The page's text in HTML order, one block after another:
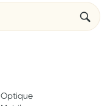
Optique